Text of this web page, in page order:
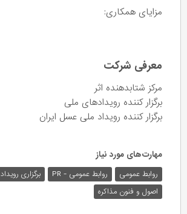
مزایای همکاری:
معرفی شرکت
مرکز شتابدهنده اثر
برگزار کننده رویدادهای ملی
برگزار کننده رویداد ملی عسل ایران
مهارت‌های مورد نیاز
روابط عمومی روابط عمومی - PR
برگزاری رویداد
اصول و فنون مذاکره